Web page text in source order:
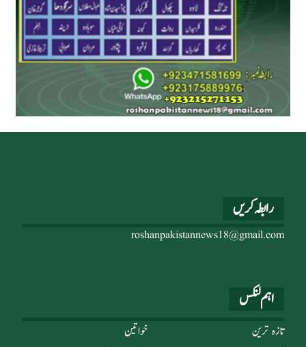
اہم لنکس
خواتین
تازہ ترین
رابطہ کریں
roshanpakistannews18@gmail.com